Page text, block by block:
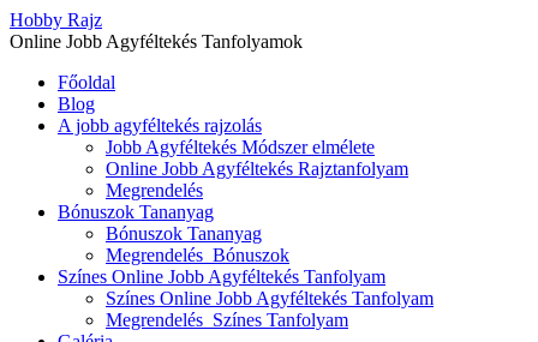
Hobby Rajz
Online Jobb Agyféltekés Tanfolyamok
Főoldal
Blog
A jobb agyféltekés rajzolás
Jobb Agyféltekés Módszer elmélete
Online Jobb Agyféltekés Rajztanfolyam
Megrendelés
Bónuszok Tananyag
Bónuszok Tananyag
Megrendelés_Bónuszok
Színes Online Jobb Agyféltekés Tanfolyam
Színes Online Jobb Agyféltekés Tanfolyam
Megrendelés_Színes Tanfolyam